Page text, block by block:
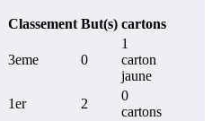
Classement But(s) cartons
3eme 0
1
carton
jaune
1er 2
0
cartons